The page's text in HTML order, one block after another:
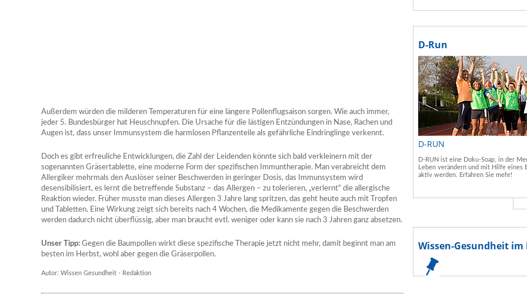
Außerdem würden die milderen Temperaturen für eine längere Pollenflugsaison sorgen. Wie auch immer,
jeder 5. Bundesbürger hat Heuschnupfen. Die Ursache für die lästigen Entzündungen in Nase, Rachen und
Augen ist, dass unser Immunsystem die harmlosen Pflanzenteile als gefährliche Eindringlinge verkennt.
Doch es gibt erfreuliche Entwicklungen, die Zahl der Leidenden könnte sich bald verkleinern mit der
sogenannten Gräsertablette, eine moderne Form der spezifischen Immuntherapie. Man verabreicht dem
Allergiker mehrmals den Auslöser seiner Beschwerden in geringer Dosis, das Immunsystem wird
desensibilisiert, es lernt die betreffende Substanz – das Allergen – zu tolerieren, „verlernt“ die allergische
Reaktion wieder. Früher musste man dieses Allergen 3 Jahre lang spritzen, das geht heute auch mit Tropfen
und Tabletten. Eine Wirkung zeigt sich bereits nach 4 Wochen, die Medikamente gegen die Beschwerden
werden dadurch nicht überflüssig, aber man braucht evtl. weniger oder kann sie nach 3 Jahren ganz absetzen.
Unser Tipp: Gegen die Baumpollen wirkt diese spezifische Therapie jetzt nicht mehr, damit beginnt man am
besten im Herbst, wohl aber gegen die Gräserpollen.
Autor: Wissen Gesundheit - Redaktion
D-Run
D-RUN
D-RUN ist eine Doku-Soap, in der
Leben verändern und mit Hilfe eines
aktiv werden. Erfahren Sie mehr!
Wissen-Gesundheit im